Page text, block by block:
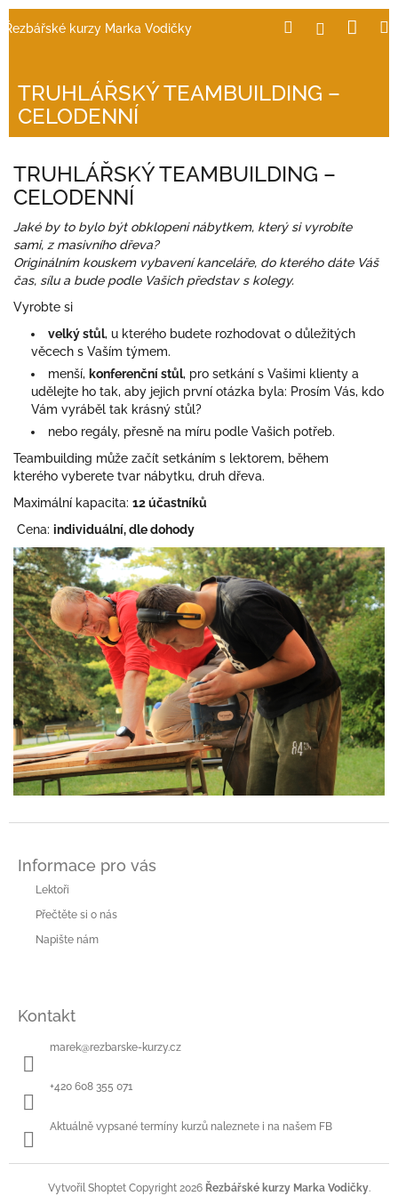
na
Řezbářské kurzy Marka Vodičky HledatPřihlášení
TRUHLÁŘSKÝ TEAMBUILDING –
CELODENNÍ
TRUHLÁŘSKÝ TEAMBUILDING –
CELODENNÍ
Jaké by to bylo být obklopeni nábytkem, který si vyrobíte
sami, z masivního dřeva?
Originálním kouskem vybavení kanceláře, do kterého dáte Váš
čas, sílu a bude podle Vašich představ s kolegy.
Vyrobte si
velký stůl, u kterého budete rozhodovat o důležitých
věcech s Vaším týmem.
menší, konferenční stůl, pro setkání s Vašimi klienty a
udělejte ho tak, aby jejich první otázka byla: Prosím Vás, kdo
Vám vyráběl tak krásný stůl?
nebo regály, přesně na míru podle Vašich potřeb.
Teambuilding může začít setkáním s lektorem, během
kterého vyberete tvar nábytku, druh dřeva.
Maximální kapacita: 12 účastníků
Cena: individuální, dle dohody
Informace pro vás
Lektoři
Přečtěte si o nás
Napište nám
Kontakt
marek@rezbarske-kurzy.cz
+420 608 355 071
Aktuálně vypsané termíny kurzů naleznete i na našem FB
Vytvořil Shoptet Copyright 2026 Řezbářské kurzy Marka Vodičky.